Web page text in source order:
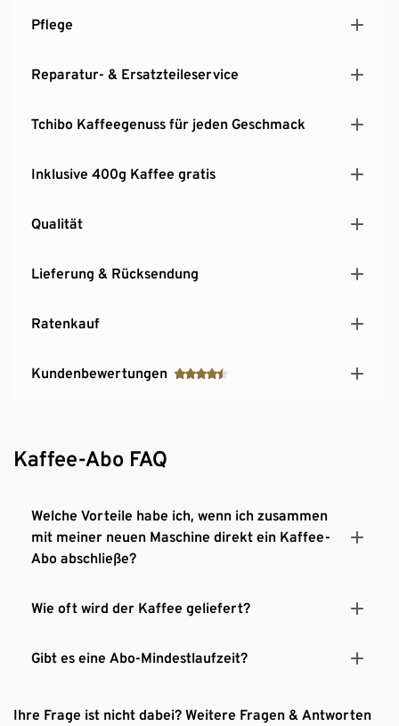
Pflege
Reparatur- & Ersatzteileservice
Tchibo Kaffeegenuss für jeden Geschmack
Inklusive 400g Kaffee gratis
Qualität
Lieferung & Rücksendung
Ratenkauf
Kundenbewertungen
Kaffee-Abo FAQ
Welche Vorteile habe ich, wenn ich zusammen
mit meiner neuen Maschine direkt ein Kaffee-
Abo abschließe?
Wie oft wird der Kaffee geliefert?
Gibt es eine Abo-Mindestlaufzeit?
Ihre Frage ist nicht dabei? Weitere Fragen & Antworten